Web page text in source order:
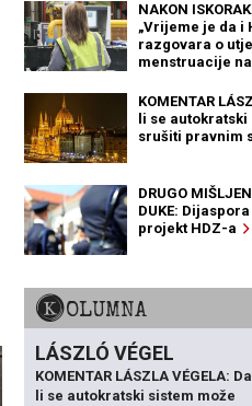
NAKON
„Vrijeme je da i
razgovara o
menstruacije
KOMENTAR
li se
srušiti pravnim
DRUGO
DUKE:
projekt HDZ-a
KOLUMNA
LÁSZLÓ VÉGEL
KOMENTAR LÁSZLA VÉGELA: Da
li se autokratski sistem može